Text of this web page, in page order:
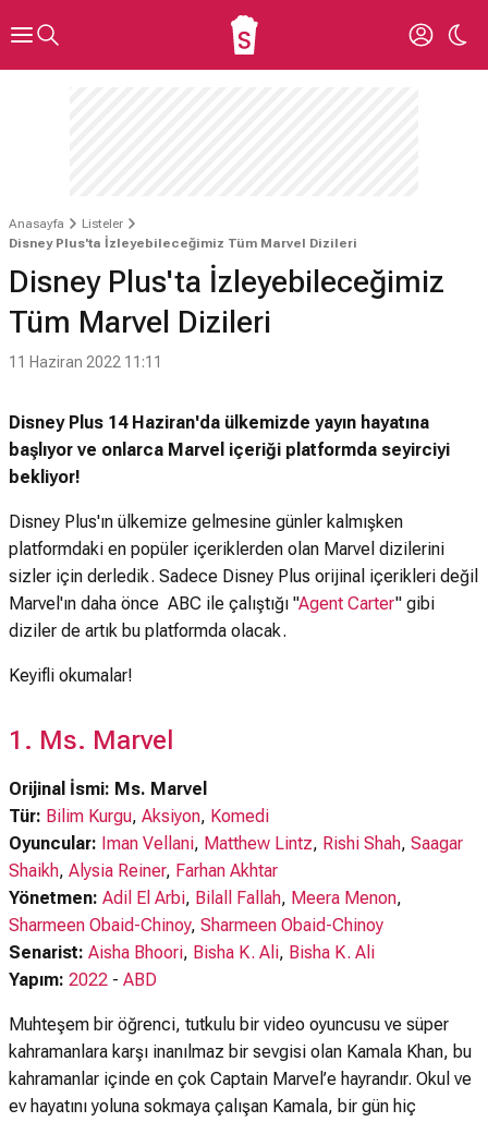
Anasayfa
Listeler
Disney Plus'ta İzleyebileceğimiz Tüm Marvel Dizileri
Disney Plus'ta İzleyebileceğimiz
Tüm Marvel Dizileri
11 Haziran 2022 11:11
Disney Plus 14 Haziran'da ülkemizde yayın hayatına
başlıyor ve onlarca Marvel içeriği platformda seyirciyi
bekliyor!
Disney Plus'ın ülkemize gelmesine günler kalmışken
platformdaki en popüler içeriklerden olan Marvel dizilerini
sizler için derledik. Sadece Disney Plus orijinal içerikleri değil
Marvel'ın daha önce ABC ile çalıştığı "Agent Carter" gibi
diziler de artık bu platformda olacak.
Keyifli okumalar!
1. Ms. Marvel
Orijinal İsmi: Ms. Marvel
Tür: Bilim Kurgu, Aksiyon, Komedi
Oyuncular: Iman Vellani, Matthew Lintz, Rishi Shah, Saagar
Shaikh, Alysia Reiner, Farhan Akhtar
Yönetmen: Adil El Arbi, Bilall Fallah, Meera Menon,
Sharmeen Obaid-Chinoy, Sharmeen Obaid-Chinoy
Senarist: Aisha Bhoori, Bisha K. Ali, Bisha K. Ali
Yapım: 2022 - ABD
Muhteşem bir öğrenci, tutkulu bir video oyuncusu ve süper
kahramanlara karşı inanılmaz bir sevgisi olan Kamala Khan, bu
kahramanlar içinde en çok Captain Marvel’e hayrandır. Okul ve
ev hayatını yoluna sokmaya çalışan Kamala, bir gün hiç